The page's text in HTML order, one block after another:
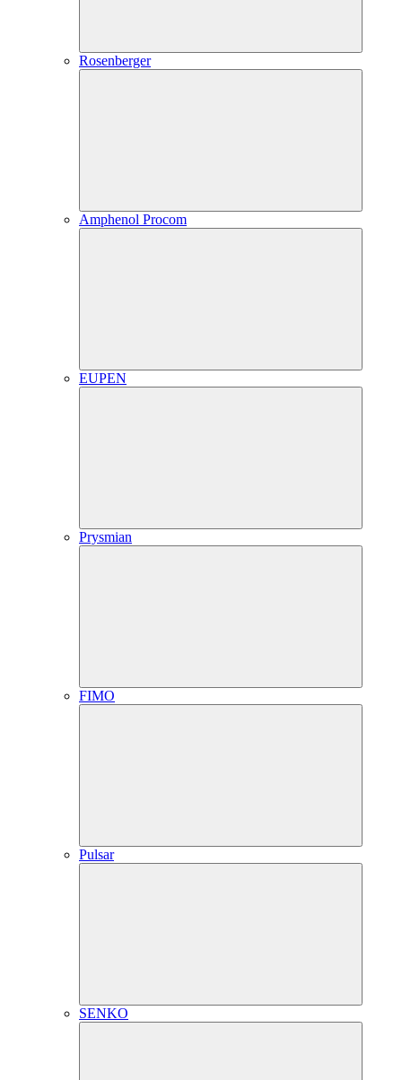
Rosenberger
Amphenol Procom
EUPEN
Prysmian
FIMO
Pulsar
SENKO